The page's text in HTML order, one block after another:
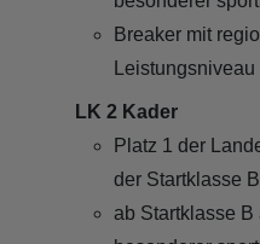
Breaker mit
Leistungsniveau
LK 2 Kader
Platz 1 der
der Startklasse B
ab Startklasse B